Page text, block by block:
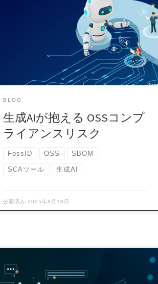
生成AIを用いたソフトウェア開発 大規模言語モデ
ル（LLM: Large Language Mode […]
BLOG
生成AIが抱える OSSコンプ
ライアンスリスク
FossID OSS SBOM
SCAツール 生成AI
公開済み2025年8月18日